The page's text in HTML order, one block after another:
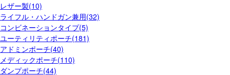
レザー製(10)
ライフル・ハンドガン兼用(32)
コンビネーションタイプ(5)
ユーティリティポーチ(181)
アドミンポーチ(40)
メディックポーチ(110)
ダンプポーチ(44)